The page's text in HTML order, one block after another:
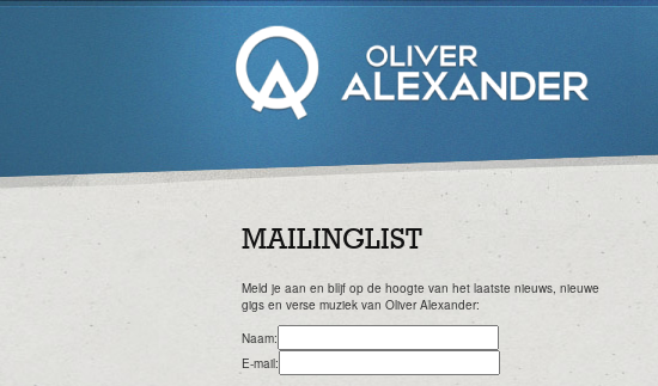
MAILINGLIST
Meld je aan en blijf op de hoogte van het laatste nieuws, nieuwe
gigs en verse muziek van Oliver Alexander:
Naam:
E-mail: